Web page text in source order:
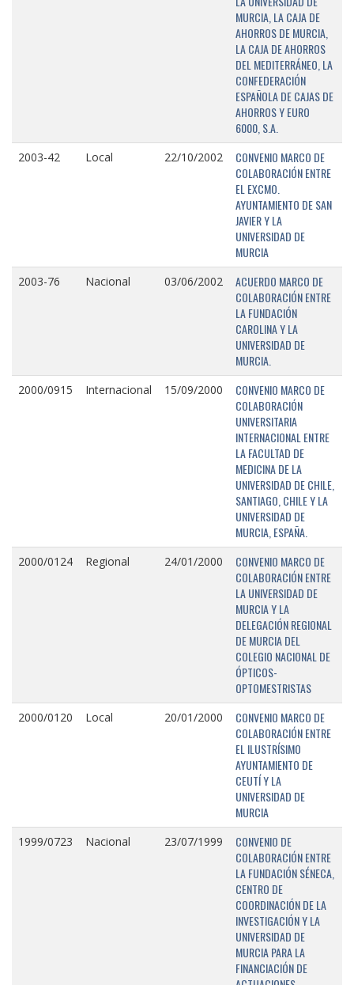
MURCIA, LA CAJA DE
AHORROS DE MURCIA,
LA CAJA DE AHORROS
DEL MEDITERRÁNEO, LA
CONFEDERACIÓN
ESPAÑOLA DE CAJAS DE
AHORROS Y EURO
6000, S.A.
2003-42 Local 22/10/2002
CONVENIO MARCO DE
COLABORACIÓN ENTRE
EL EXCMO.
AYUNTAMIENTO DE SAN
JAVIER Y LA
UNIVERSIDAD DE
MURCIA
2003-76 Nacional 03/06/2002
ACUERDO MARCO DE
COLABORACIÓN ENTRE
LA FUNDACIÓN
CAROLINA Y LA
UNIVERSIDAD DE
MURCIA.
2000/0915 Internacional 15/09/2000
CONVENIO MARCO DE
COLABORACIÓN
UNIVERSITARIA
INTERNACIONAL ENTRE
LA FACULTAD DE
MEDICINA DE LA
UNIVERSIDAD DE CHILE,
SANTIAGO, CHILE Y LA
UNIVERSIDAD DE
MURCIA, ESPAÑA.
2000/0124 Regional 24/01/2000
CONVENIO MARCO DE
COLABORACIÓN ENTRE
LA UNIVERSIDAD DE
MURCIA Y LA
DELEGACIÓN REGIONAL
DE MURCIA DEL
COLEGIO NACIONAL DE
ÓPTICOS-
OPTOMESTRISTAS
2000/0120 Local 20/01/2000
CONVENIO MARCO DE
COLABORACIÓN ENTRE
EL ILUSTRÍSIMO
AYUNTAMIENTO DE
CEUTÍ Y LA
UNIVERSIDAD DE
MURCIA
1999/0723 Nacional 23/07/1999
CONVENIO DE
COLABORACIÓN ENTRE
LA FUNDACIÓN SÉNECA,
CENTRO DE
COORDINACIÓN DE LA
INVESTIGACIÓN Y LA
UNIVERSIDAD DE
MURCIA PARA LA
FINANCIACIÓN DE